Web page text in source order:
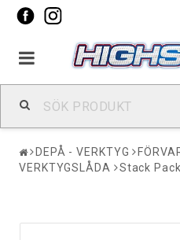
DEPÅ - VERKTYG
VERKTYGSLÅDA
Stack